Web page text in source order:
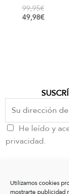
Utilizamos cookies
mostrarte publicidad
99,95€
49,98€
He leído y
privacidad.